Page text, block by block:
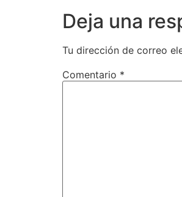
Deja una
Tu dirección de correo
Comentario *